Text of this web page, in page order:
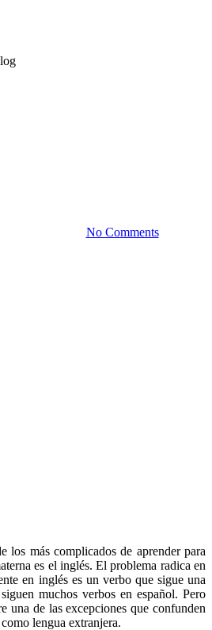
14, 2012 No Comments
los más complicados de aprender para
es el inglés. El problema radica en
en inglés es un verbo que sigue una
muchos verbos en español. Pero
una de las excepciones que confunden
lengua extranjera.